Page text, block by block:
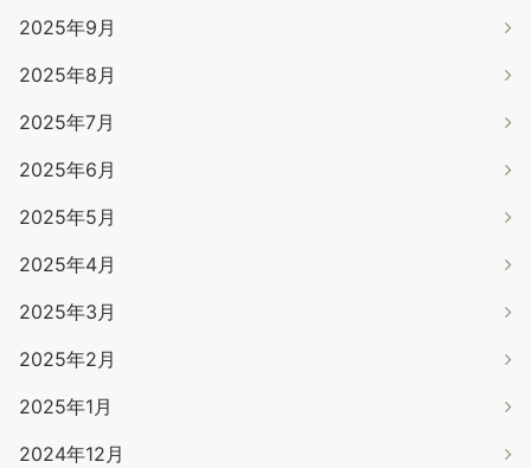
2025年9月
2025年8月
2025年7月
2025年6月
2025年5月
2025年4月
2025年3月
2025年2月
2025年1月
2024年12月